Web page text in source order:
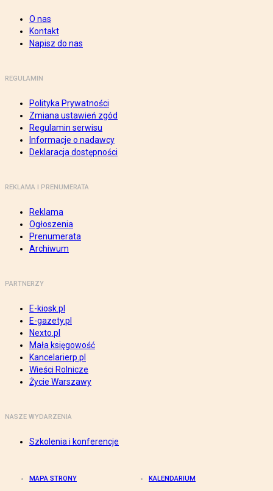
O nas
Kontakt
Napisz do nas
REGULAMIN
Polityka Prywatności
Zmiana ustawień zgód
Regulamin serwisu
Informacje o nadawcy
Deklaracja dostępności
REKLAMA I PRENUMERATA
Reklama
Ogłoszenia
Prenumerata
Archiwum
PARTNERZY
E-kiosk.pl
E-gazety.pl
Nexto.pl
Mała księgowość
Kancelarierp.pl
Wieści Rolnicze
Życie Warszawy
NASZE WYDARZENIA
Szkolenia i konferencje
MAPA STRONY KALENDARIUM